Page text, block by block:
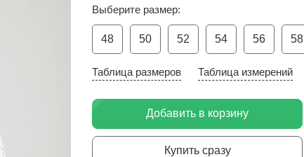
Выберите размер:
48 50 52 54 56 58
Таблица размеров Таблица измерений
Добавить в корзину
Купить сразу